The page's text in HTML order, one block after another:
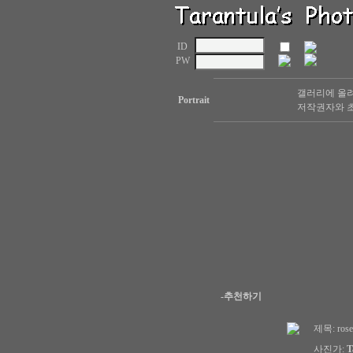
ID
PW
Portrait
갤러리에 올
저작권자와
-추천하기
제목:
사진가: